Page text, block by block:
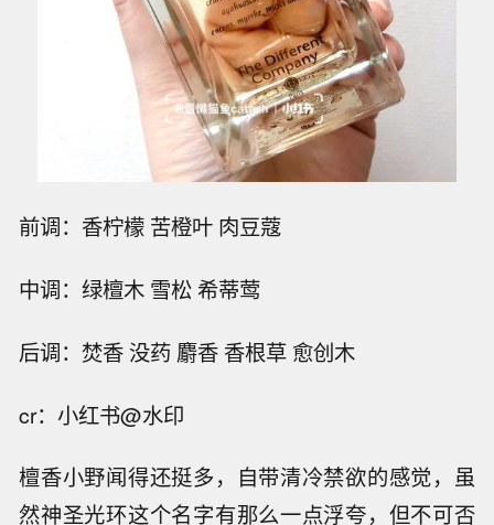
前调：香柠檬 苦橙叶 肉豆蔻
中调：绿檀木 雪松 希蒂莺
后调：焚香 没药 麝香 香根草 愈创木
cr：小红书@水印
檀香小野闻得还挺多，自带清冷禁欲的感觉，虽
然神圣光环这个名字有那么一点浮夸，但不可否